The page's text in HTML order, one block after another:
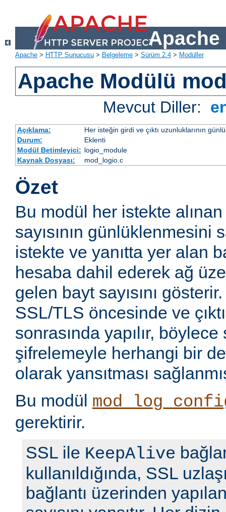
Apache
Apache > HTTP Sunucusu > Belgeleme > Sürüm 2.4 > Modüller
Apache Modülü
Mevcut Diller:
Açıklama:
Her isteğin girdi ve çıktı uzunluklarının
Durum:
Eklenti
Modül Betimleyici: logio_module
Kaynak Dosyası:
mod_logio.c
Özet
Bu modül her istekte
sayısının günlüklenmesini
istekte ve yanıtta yer alan
hesaba dahil ederek ağ
gelen bayt sayısını
SSL/TLS öncesinde ve
sonrasında yapılır, böylece
şifrelemeyle herhangi bir
olarak yansıtması
Bu modül
gerektirir.
SSL ile KeepAlive
kullanıldığında, SSL
bağlantı üzerinden